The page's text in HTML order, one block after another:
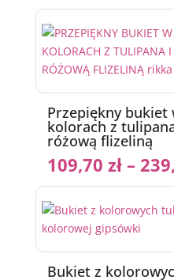
Przepiękny bukiet
kolorach z
różową flizeliną
109,70 zł–
Bukiet z